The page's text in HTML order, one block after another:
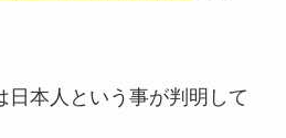
日本人という事が判明して